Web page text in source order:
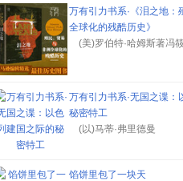
万有引力书系·《泪之地：
全球化的残酷历史》
(美)罗伯特·哈姆斯著冯
万有引力书系·无国之谍：
秘密特工
(以)马蒂·弗里德曼
馅饼里包了一块天